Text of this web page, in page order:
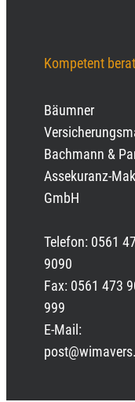
Kompetent
Bäumner
Bachmann &
Assekuranz-
GmbH
Telefon: 0561
9090
Fax: 0561 473
999
E-Mail: